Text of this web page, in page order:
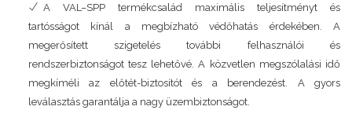
A VAL–SPP termékcsalád maximális teljesítményt és
tartósságot kínál a megbízható védőhatás érdekében. A
megerősített szigetelés további felhasználói és
rendszerbiztonságot tesz lehetővé. A közvetlen megszólalási idő
megkíméli az előtét-biztosítót és a berendezést. A gyors
leválasztás garantálja a nagy üzembiztonságot.